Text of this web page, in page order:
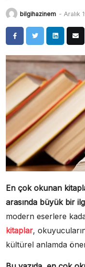
bilgihazinem - Aralık
En çok okunan
arasında büyük bir
modern eserlere
kitaplar,
kültürel anlamda